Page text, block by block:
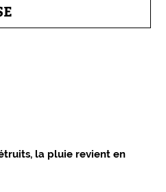
la pluie revient en